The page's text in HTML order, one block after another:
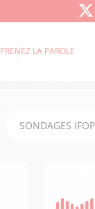
PRENEZ LA PAROLE
SONDAGES